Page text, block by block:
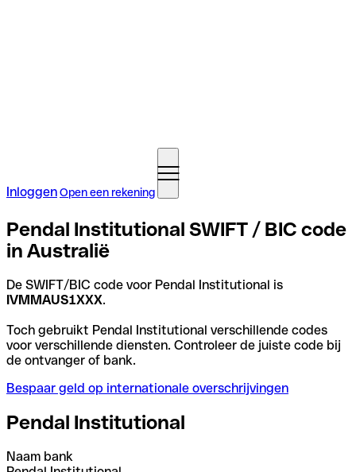
InloggenOpen een rekening
Pendal Institutional SWIFT / BIC code
in Australië
De SWIFT/BIC code voor Pendal Institutional is
IVMMAUS1XXX.
Toch gebruikt Pendal Institutional verschillende codes
voor verschillende diensten. Controleer de juiste code bij
de ontvanger of bank.
Bespaar geld op internationale overschrijvingen
Pendal Institutional
Naam bank